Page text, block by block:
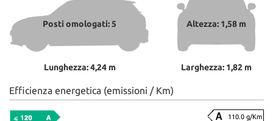
Posti omologati: 5
Lunghezza: 4,24 m
Altezza: 1,58 m
Larghezza: 1,82 m
Efficienza energetica (emissioni / Km)
110.0 g/Km